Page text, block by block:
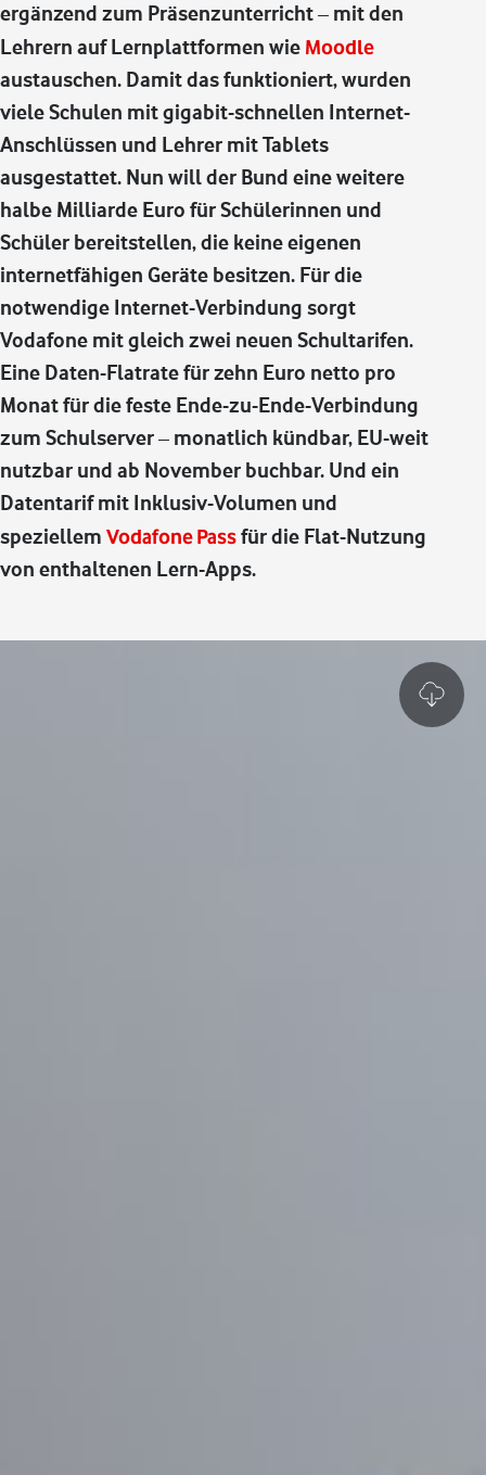
ergänzend zum Präsenzunterricht – mit den
Lehrern auf Lernplattformen wie Moodle
austauschen. Damit das funktioniert, wurden
viele Schulen mit gigabit-schnellen Internet-
Anschlüssen und Lehrer mit Tablets
ausgestattet. Nun will der Bund eine weitere
halbe Milliarde Euro für Schülerinnen und
Schüler bereitstellen, die keine eigenen
internetfähigen Geräte besitzen. Für die
notwendige Internet-Verbindung sorgt
Vodafone mit gleich zwei neuen Schultarifen.
Eine Daten-Flatrate für zehn Euro netto pro
Monat für die feste Ende-zu-Ende-Verbindung
zum Schulserver – monatlich kündbar, EU-weit
nutzbar und ab November buchbar. Und ein
Datentarif mit Inklusiv-Volumen und
speziellem Vodafone Passfür die Flat-Nutzung
von enthaltenen Lern-Apps.